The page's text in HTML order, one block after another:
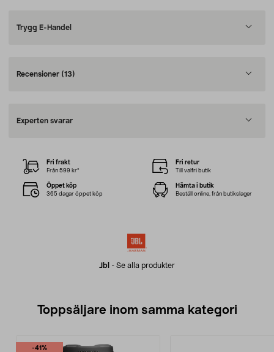
Trygg E-Handel
Recensioner (13)
Experten svarar
Jbl - Se alla produkter
Fri frakt
Från 599 kr*
Fri retur
Till valfri butik
Öppet köp
365 dagar öppet köp
Hämta i butik
Beställ online, från butikslager
Toppsäljare inom samma kategori
-41%